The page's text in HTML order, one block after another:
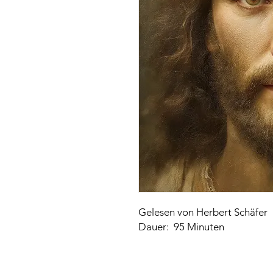
Gelesen von Herbert Schäfer
Dauer: 95 Minuten